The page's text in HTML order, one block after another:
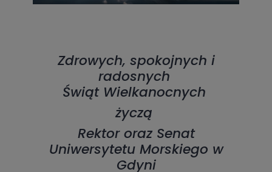
Zdrowych, spokojnych i
radosnych
Świąt Wielkanocnych
życzą
Rektor oraz Senat
Uniwersytetu Morskiego w
Gdyni